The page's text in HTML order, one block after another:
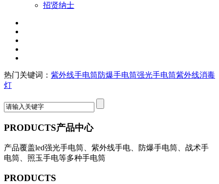
招贤纳士
热门关键词： 紫外线手电筒防爆手电筒强光手电筒紫外线消毒
灯
PRODUCTS产品中心
产品覆盖led强光手电筒、紫外线手电、防爆手电筒、战术手
电筒、照玉手电等多种手电筒
PRODUCTS